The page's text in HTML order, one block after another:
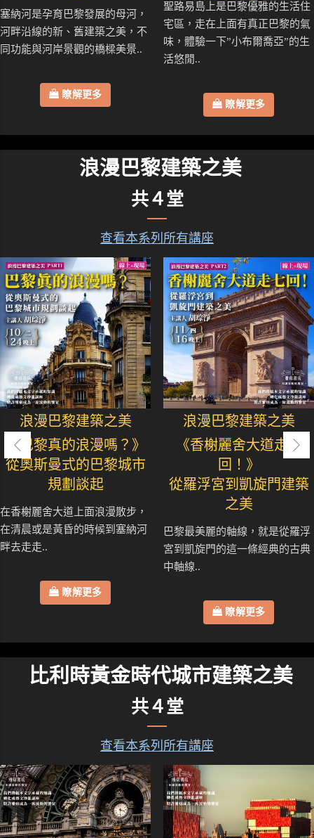
塞納河是孕育巴黎發展的母河，
河畔沿線的新、舊建築之美，不
同功能與河岸景觀的橋樑美景..
瞭解更多
聖路易島上是巴黎優雅的生活住
宅區，走在上面有真正巴黎的氣
味，體驗一下”小布爾喬亞”的生
活悠閒..
瞭解更多
浪漫巴黎建築之美
共４堂
查看本系列所有講座
浪漫巴黎建築之美
《巴黎真的浪漫嗎？》
從奧斯曼式的巴黎城市
規劃談起
在香榭麗舍大道上面浪漫散步，
在清晨或是黃昏的時候到塞納河
畔去走走..
瞭解更多
浪漫巴黎建築之美
《香榭麗舍大道走七
回！》
從羅浮宮到凱旋門建築
之美
巴黎最美麗的軸線，就是從羅浮
宮到凱旋門的這一條經典的古典
中軸線..
瞭解更多
比利時黃金時代城市建築之美
共４堂
查看本系列所有講座